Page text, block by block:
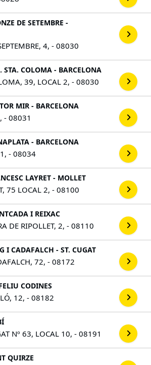
DE SETEMBRE -
4, - 08030
STA. COLOMA - BARCELONA
39, LOCAL 2, - 08030
MIR - BARCELONA
- 08031
- BARCELONA
- 08034
LAYRET - MOLLET
75 LOCAL 2, - 08100
I REIXAC
DE RIPOLLET, 2, - 08110
I CADAFALCH - ST. CUGAT
72, - 08172
CODINES
12, - 08182
Nº 63, LOCAL 10, - 08191
QUIRZE